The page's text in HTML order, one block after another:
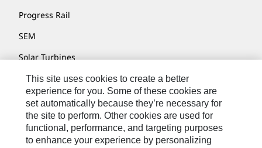
Progress Rail
SEM
Solar Turbines
SPM Oil & Gas
Turner Powertrain Systems
Контакты
This site uses cookies to create a better
experience for you. Some of these cookies are
set automatically because they’re necessary for
the site to perform. Other cookies are used for
functional, performance, and targeting purposes
to enhance your experience by personalizing